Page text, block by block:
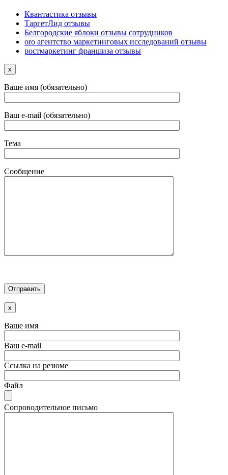
Квантастика отзывы
ТаргетЛид отзывы
Белгородские яблоки отзывы сотрудников
oro агентство маркетинговых исследований отзывы
ростмаркетинг франшиза отзывы
x
Ваше имя (обязательно)
Ваш e-mail (обязательно)
Тема
Сообщение
x
Ваше имя
Ваш e-mail
Ссылка на резюме
Файл
Сопроводительное письмо